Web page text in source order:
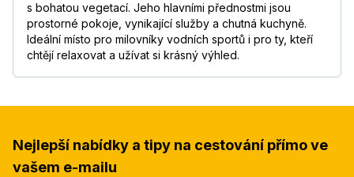
s bohatou vegetací. Jeho hlavními přednostmi jsou
prostorné pokoje, vynikající služby a chutná kuchyně.
Ideální místo pro milovníky vodních sportů i pro ty, kteří
chtějí relaxovat a užívat si krásný výhled.
Nejlepší nabídky a tipy na cestování přímo ve
vašem e-mailu